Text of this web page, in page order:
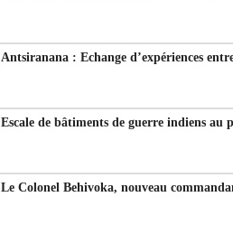
Antsiranana : Echange d’expériences
Escale de bâtiments de guerre indiens au
Le Colonel Behivoka, nouveau